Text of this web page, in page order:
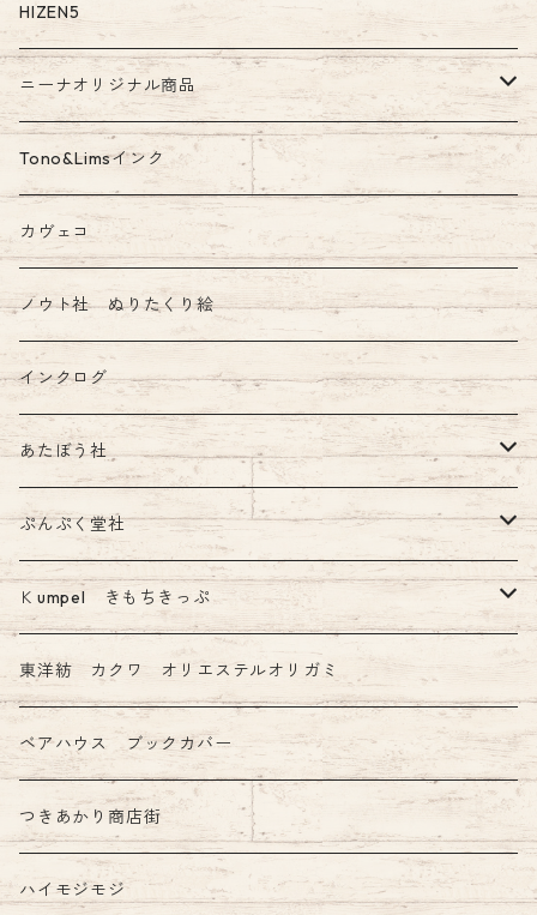
HIZEN5
ニーナオリジナル商品
ガラスペン
Tono&Limsコラボインク
Tono&Limsインク
カヴェコ
ノウト社 ぬりたくり絵
インクログ
あたぼう社
飾り原稿用紙
その他 あたぼう社製品
ぷんぷく堂社
限定 mizutama+ぷんぷく堂コラボ商品
Ｋumpel きもちきっぷ
きもちふせん
東洋紡 カクワ オリエステルオリガミ
ベアハウス ブックカバー
つきあかり商店街
ハイモジモジ